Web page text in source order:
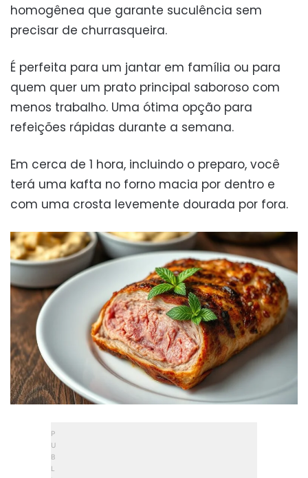
homogênea que garante suculência sem
precisar de churrasqueira.
É perfeita para um jantar em família ou para
quem quer um prato principal saboroso com
menos trabalho. Uma ótima opção para
refeições rápidas durante a semana.
Em cerca de 1 hora, incluindo o preparo, você
terá uma kafta no forno macia por dentro e
com uma crosta levemente dourada por fora.